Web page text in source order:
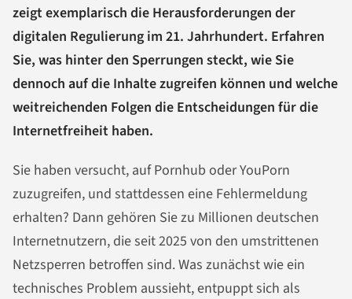
zeigt exemplarisch die Herausforderungen der
digitalen Regulierung im 21. Jahrhundert. Erfahren
Sie, was hinter den Sperrungen steckt, wie Sie
dennoch auf die Inhalte zugreifen können und welche
weitreichenden Folgen die Entscheidungen für die
Internetfreiheit haben.
Sie haben versucht, auf Pornhub oder YouPorn
zuzugreifen, und stattdessen eine Fehlermeldung
erhalten? Dann gehören Sie zu Millionen deutschen
Internetnutzern, die seit 2025 von den umstrittenen
Netzsperren betroffen sind. Was zunächst wie ein
technisches Problem aussieht, entpuppt sich als